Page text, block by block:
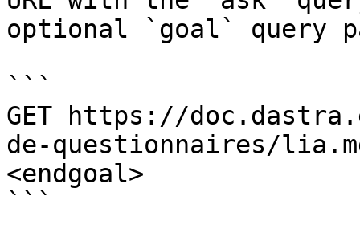
optional `goal` query
```
GET https://
de-questionnaires/
<endgoal>
```